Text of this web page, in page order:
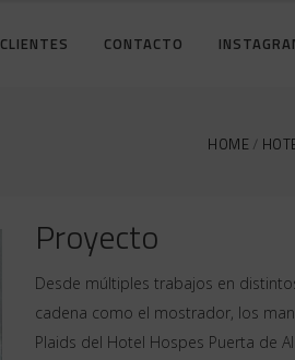
CLIENTES CONTACTO
DETALLES
PAGO
HOME
Proyecto
Desde múltiples trabajos en
cadena como el mostrador, los
Plaids del Hotel Hospes Puerta de